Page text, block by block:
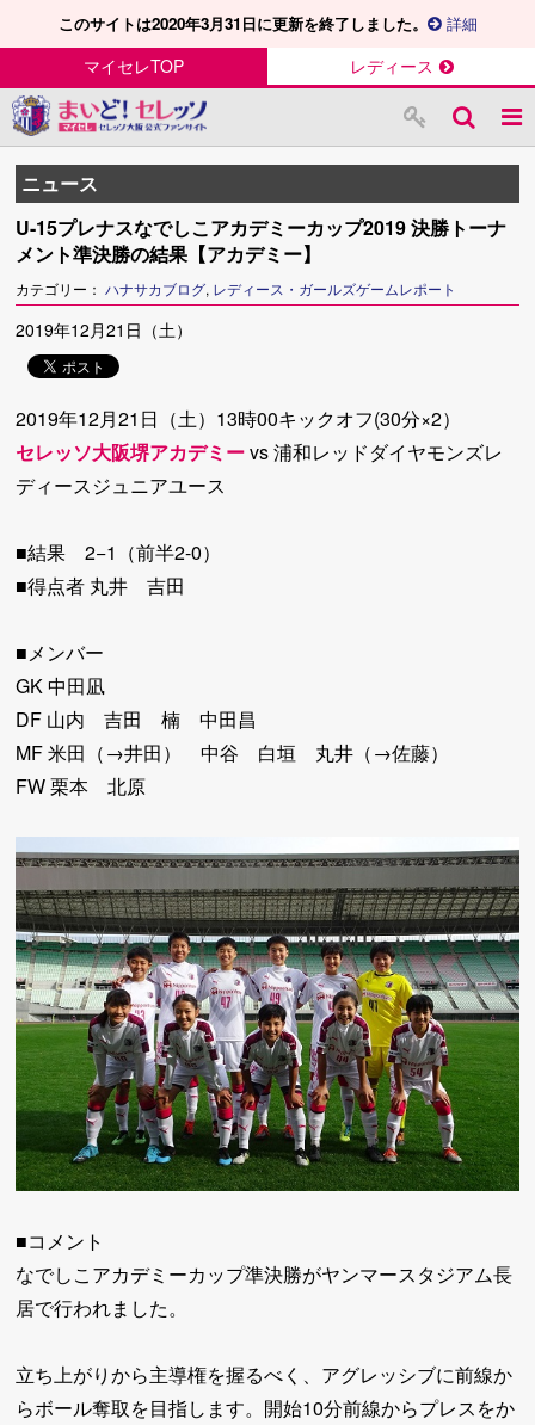
このサイトは2020年3月31日に更新を終了しました。 詳細
マイセレTOP レディース
ニュース
U-15プレナスなでしこアカデミーカップ2019 決勝トーナ
メント準決勝の結果【アカデミー】
カテゴリー：ハナサカブログ, レディース・ガールズゲームレポート
2019年12月21日（土）
2019年12月21日（土）13時00キックオフ(30分×2）
セレッソ大阪堺アカデミーvs 浦和レッドダイヤモンズレ
ディースジュニアユース
■結果 2−1（前半2-0）
■得点者 丸井 吉田
■メンバー
GK 中田凪
DF 山内 吉田 楠 中田昌
MF 米田（→井田） 中谷 白垣 丸井（→佐藤）
FW 栗本 北原
■コメント
なでしこアカデミーカップ準決勝がヤンマースタジアム長
居で行われました。
立ち上がりから主導権を握るべく、アグレッシブに前線か
らボール奪取を目指します。開始10分前線からプレスをか